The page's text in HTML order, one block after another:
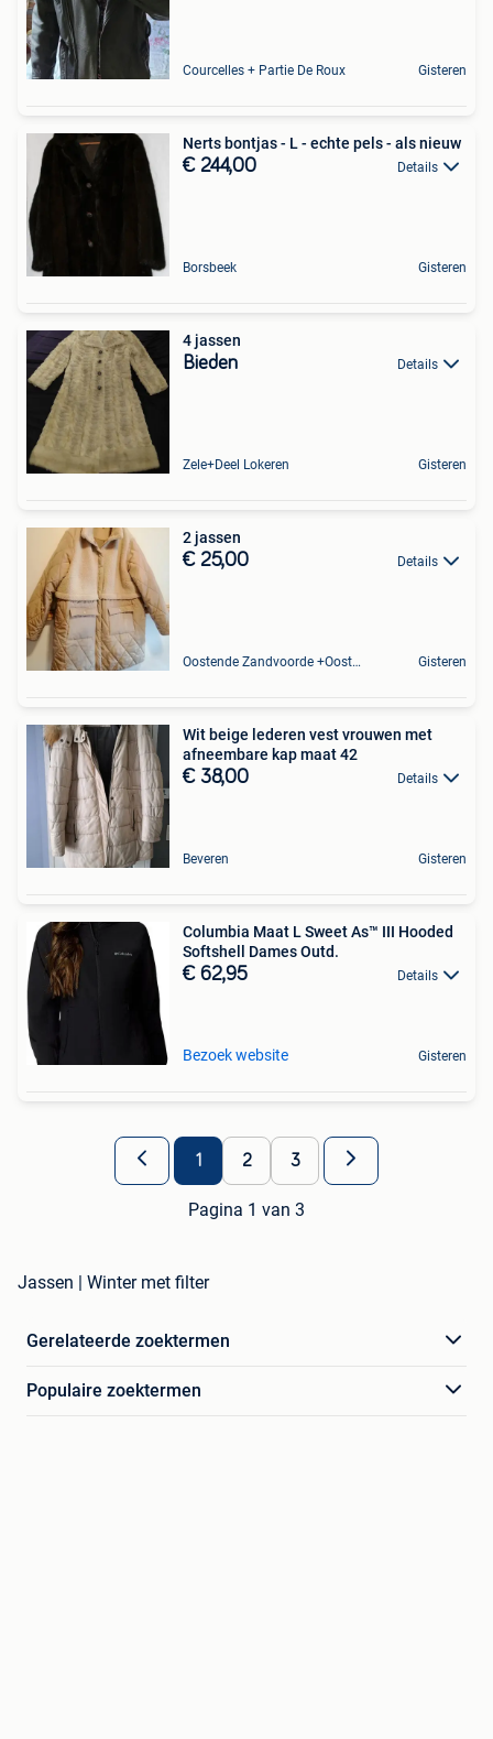
Courcelles + Partie De Roux Gisteren
Nerts bontjas - L - echte pels - als nieuw
€ 244,00 Details
Borsbeek Gisteren
4 jassen
Bieden Details
Zele+Deel Lokeren Gisteren
2 jassen
€ 25,00 Details
Oostende Zandvoorde +Oostende Gisteren
Wit beige lederen vest vrouwen met
afneembare kap maat 42
€ 38,00 Details
Beveren Gisteren
Columbia Maat L Sweet As™ III Hooded
Softshell Dames Outd.
€ 62,95 Details
Bezoek website Gisteren
1 2 3
Pagina 1 van 3
Jassen | Winter met filter
Gerelateerde zoektermen
Populaire zoektermen